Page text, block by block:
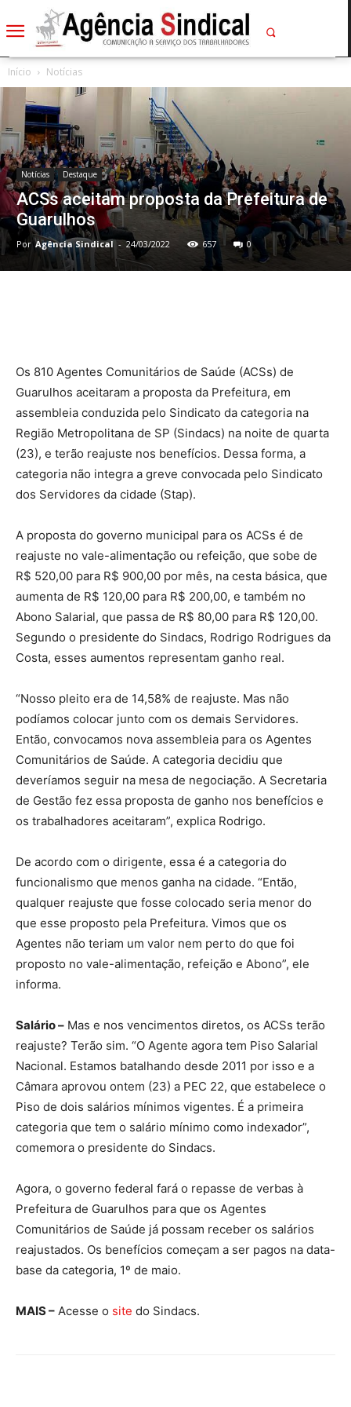
Início Notícias
Notícias Destaque
ACSs aceitam proposta da Prefeitura de
Guarulhos
Por Agência Sindical - 24/03/2022 657 0
Os 810 Agentes Comunitários de Saúde (ACSs) de
Guarulhos aceitaram a proposta da Prefeitura, em
assembleia conduzida pelo Sindicato da categoria na
Região Metropolitana de SP (Sindacs) na noite de quarta
(23), e terão reajuste nos benefícios. Dessa forma, a
categoria não integra a greve convocada pelo Sindicato
dos Servidores da cidade (Stap).
A proposta do governo municipal para os ACSs é de
reajuste no vale-alimentação ou refeição, que sobe de
R$ 520,00 para R$ 900,00 por mês, na cesta básica, que
aumenta de R$ 120,00 para R$ 200,00, e também no
Abono Salarial, que passa de R$ 80,00 para R$ 120,00.
Segundo o presidente do Sindacs, Rodrigo Rodrigues da
Costa, esses aumentos representam ganho real.
“Nosso pleito era de 14,58% de reajuste. Mas não
podíamos colocar junto com os demais Servidores.
Então, convocamos nova assembleia para os Agentes
Comunitários de Saúde. A categoria decidiu que
deveríamos seguir na mesa de negociação. A Secretaria
de Gestão fez essa proposta de ganho nos benefícios e
os trabalhadores aceitaram”, explica Rodrigo.
De acordo com o dirigente, essa é a categoria do
funcionalismo que menos ganha na cidade. “Então,
qualquer reajuste que fosse colocado seria menor do
que esse proposto pela Prefeitura. Vimos que os
Agentes não teriam um valor nem perto do que foi
proposto no vale-alimentação, refeição e Abono”, ele
informa.
Salário – Mas e nos vencimentos diretos, os ACSs terão
reajuste? Terão sim. “O Agente agora tem Piso Salarial
Nacional. Estamos batalhando desde 2011 por isso e a
Câmara aprovou ontem (23) a PEC 22, que estabelece o
Piso de dois salários mínimos vigentes. É a primeira
categoria que tem o salário mínimo como indexador”,
comemora o presidente do Sindacs.
Agora, o governo federal fará o repasse de verbas à
Prefeitura de Guarulhos para que os Agentes
Comunitários de Saúde já possam receber os salários
reajustados. Os benefícios começam a ser pagos na data-
base da categoria, 1º de maio.
MAIS – Acesse o site do Sindacs.